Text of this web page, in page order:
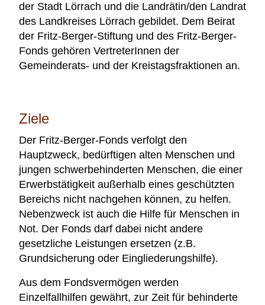
der Stadt Lörrach und die Landrätin/den Landrat
des Landkreises Lörrach gebildet. Dem Beirat
der Fritz-Berger-Stiftung und des Fritz-Berger-
Fonds gehören VertreterInnen der
Gemeinderats- und der Kreistagsfraktionen an.
Ziele
Der Fritz-Berger-Fonds verfolgt den
Hauptzweck, bedürftigen alten Menschen und
jungen schwerbehinderten Menschen, die einer
Erwerbstätigkeit außerhalb eines geschützten
Bereichs nicht nachgehen können, zu helfen.
Nebenzweck ist auch die Hilfe für Menschen in
Not. Der Fonds darf dabei nicht andere
gesetzliche Leistungen ersetzen (z.B.
Grundsicherung oder Eingliederungshilfe).
Aus dem Fondsvermögen werden
Einzelfallhilfen gewährt, zur Zeit für behinderte